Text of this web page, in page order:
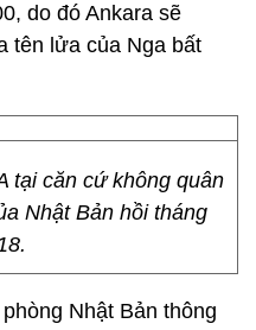
do đó Ankara sẽ
tên lửa của Nga bất
tại căn cứ không quân
Nhật Bản hồi tháng
Nhật Bản thông